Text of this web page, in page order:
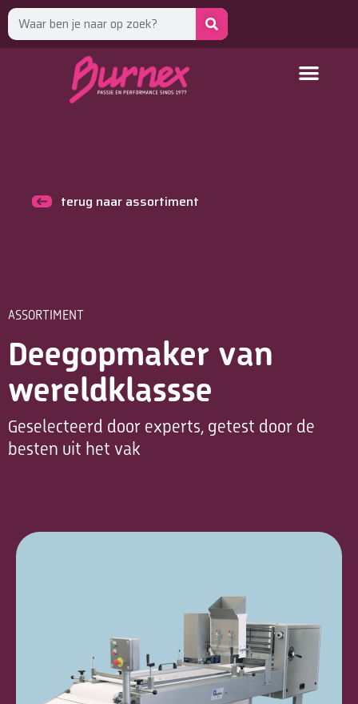
terug naar assortiment
ASSORTIMENT
Deegopmaker van
wereldklassse
Geselecteerd door experts, getest door de
besten uit het vak